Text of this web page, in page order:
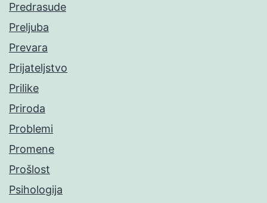
Predrasude
Preljuba
Prevara
Prijateljstvo
Prilike
Priroda
Problemi
Promene
Prošlost
Psihologija